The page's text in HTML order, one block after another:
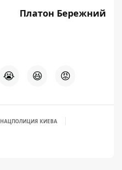
Платон Бережний
😭 😆 😡
НАЦПОЛИЦИЯ КИЕВА